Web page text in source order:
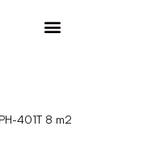
401T 8 m2